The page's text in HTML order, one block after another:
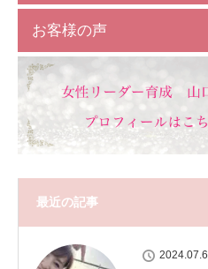
お客様の声
最近の記事
2024.07.6